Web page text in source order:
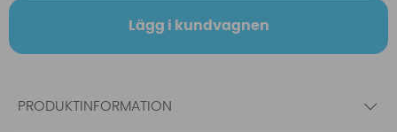
Lägg i kundvagnen
PRODUKTINFORMATION